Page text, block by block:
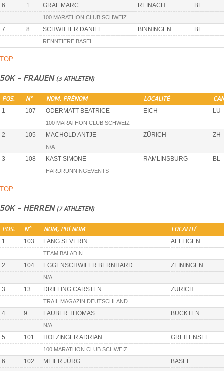
6 1 GRAF MARC REINACH BL
100 MARATHON CLUB SCHWEIZ
7 8 SCHWITTER DANIEL BINNINGEN BL
RENNTIERE BASEL
TOP
50K - FRAUEN (3 ATHLETEN)
POS. N° NOM, PRÉNOM LOCALITÉ
1 107 ODERMATT BEATRICE EICH LU
100 MARATHON CLUB SCHWEIZ
2 105 MACHOLD ANTJE ZÜRICH ZH
N/A
3 108 KAST SIMONE RAMLINSBURG BL
HARDRUNNINGEVENTS
TOP
50K - HERREN (7 ATHLETEN)
POS. N° NOM, PRÉNOM LOCALITÉ
1 103 LANG SEVERIN AEFLIGEN
TEAM BALADIN
2 104 EGGENSCHWILER BERNHARD ZEININGEN
N/A
3 13 DRILLING CARSTEN ZÜRICH
TRAIL MAGAZIN DEUTSCHLAND
4 9 LAUBER THOMAS BUCKTEN
N/A
5 101 HOLZINGER ADRIAN GREIFENSEE
100 MARATHON CLUB SCHWEIZ
6 102 MEIER JÜRG BASEL